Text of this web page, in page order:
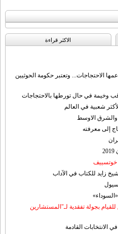
الاکثر قراءة
الاحتجاجات... وتعتبر حكومة الحوثيين
وخيمة في حال تورطها بالاحتجاجات
شعبية في العالم
والشرق الاوسط
إلى معرفته
خوتسييف
زايد للكتاب في الآداب
بجولة تفقدية لـ"المستشارين
الانتخابات القادمة